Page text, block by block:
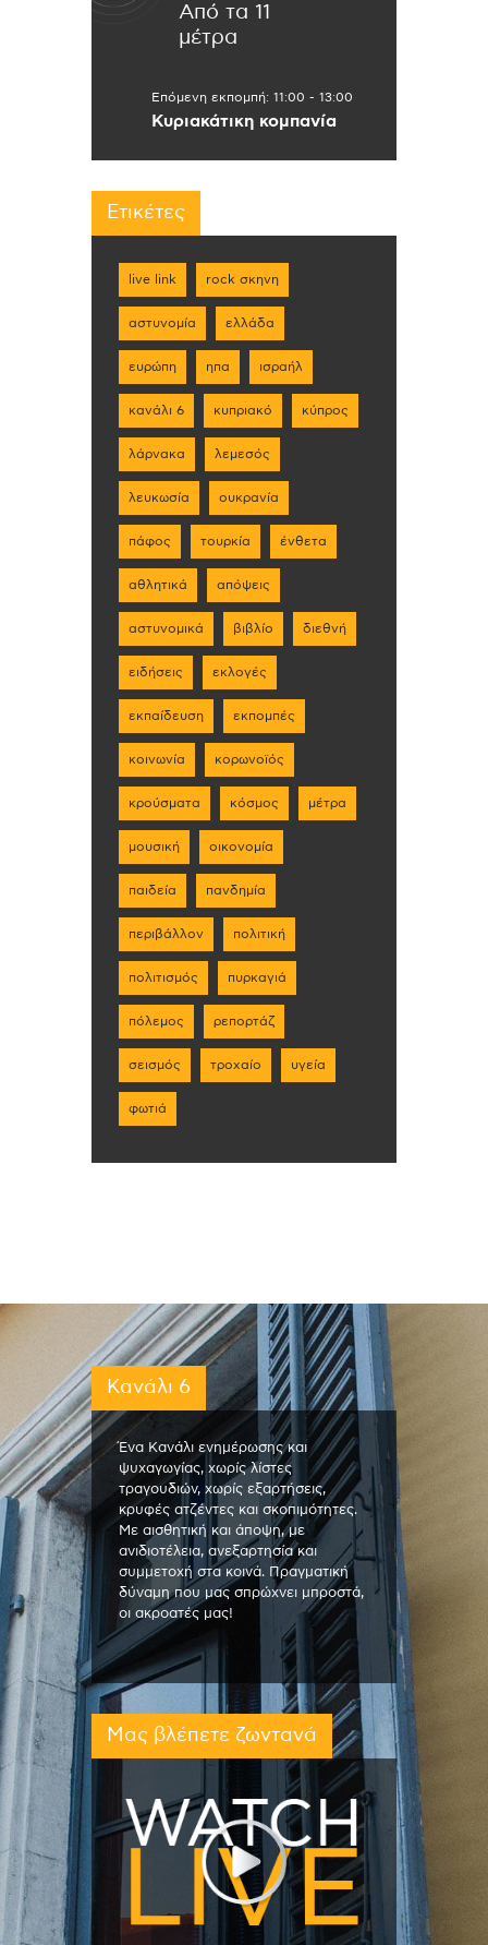
Από τα 11
μέτρα
Επόμενη εκπομπή: 11:00 - 13:00
Κυριακάτικη κομπανία
Ετικέτες
live link rock σκηνη
αστυνομία ελλάδα
ευρώπη ηπα ισραήλ
κανάλι 6 κυπριακό κύπρος
λάρνακα λεμεσός
λευκωσία ουκρανία
πάφος τουρκία ένθετα
αθλητικά απόψεις
αστυνομικά βιβλίο διεθνή
ειδήσεις εκλογές
εκπαίδευση εκπομπές
κοινωνία κορωνοϊός
κρούσματα κόσμος μέτρα
μουσική οικονομία
παιδεία πανδημία
περιβάλλον πολιτική
πολιτισμός πυρκαγιά
πόλεμος ρεπορτάζ
σεισμός τροχαίο υγεία
φωτιά
Κανάλι 6
Ένα Κανάλι ενημέρωσης και
ψυχαγωγίας, χωρίς λίστες
τραγουδιών, χωρίς εξαρτήσεις,
κρυφές ατζέντες και σκοπιμότητες.
Με αισθητική και άποψη, με
ανιδιοτέλεια, ανεξαρτησία και
συμμετοχή στα κοινά. Πραγματική
δύναμη που μας σπρώχνει μπροστά,
οι ακροατές μας!
Μας βλέπετε ζωντανά